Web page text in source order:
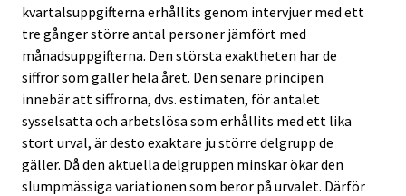
kvartalsuppgifterna erhållits genom intervjuer med ett
tre gånger större antal personer jämfört med
månadsuppgifterna. Den största exaktheten har de
siffror som gäller hela året. Den senare principen
innebär att siffrorna, dvs. estimaten, för antalet
sysselsatta och arbetslösa som erhållits med ett lika
stort urval, är desto exaktare ju större delgrupp de
gäller. Då den aktuella delgruppen minskar ökar den
slumpmässiga variationen som beror på urvalet. Därför